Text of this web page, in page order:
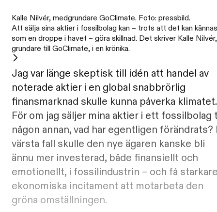
Kalle Nilvér, medgrundare GoClimate. Foto: pressbild.
Att sälja sina aktier i fossilbolag kan – trots att det kan kännas
som en droppe i havet – göra skillnad. Det skriver Kalle Nilvér,
grundare till GoClimate, i en krönika.
Jag var länge skeptisk till idén att handel av
noterade aktier i en global snabbrörlig
finansmarknad skulle kunna påverka klimatet.
För om jag säljer mina aktier i ett fossilbolag
någon annan, vad har egentligen förändrats?
värsta fall skulle den nye ägaren kanske bli
ännu mer investerad, både finansiellt och
emotionellt, i fossilindustrin – och få
ekonomiska incitament att motarbeta den
gröna omställningen.